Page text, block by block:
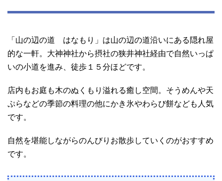
「山の辺の道 はなもり」は山の辺の道沿いにある隠れ屋
的な一軒。大神神社から摂社の狭井神社経由で自然いっぱ
いの小道を進み、徒歩１５分ほどです。
店内もお庭も木のぬくもり溢れる癒し空間。そうめんや天
ぷらなどの季節の料理の他にかき氷やわらび餅なども人気
です。
自然を堪能しながらのんびりお散歩していくのがおすすめ
です。